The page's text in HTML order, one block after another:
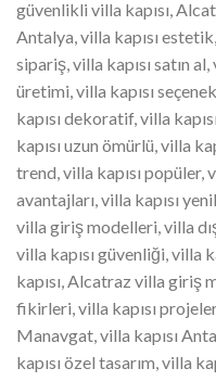
güvenlikli villa kapısı,
Antalya, villa kapısı estetik,
sipariş, villa kapısı satın
üretimi, villa kapısı
kapısı dekoratif, villa
kapısı uzun ömürlü, villa
trend, villa kapısı popüler,
avantajları, villa kapısı
villa giriş modelleri, villa dış
villa kapısı güvenliği, villa
kapısı, Alcatraz villa giriş
fikirleri, villa kapısı
Manavgat, villa kapısı
kapısı özel tasarım, villa